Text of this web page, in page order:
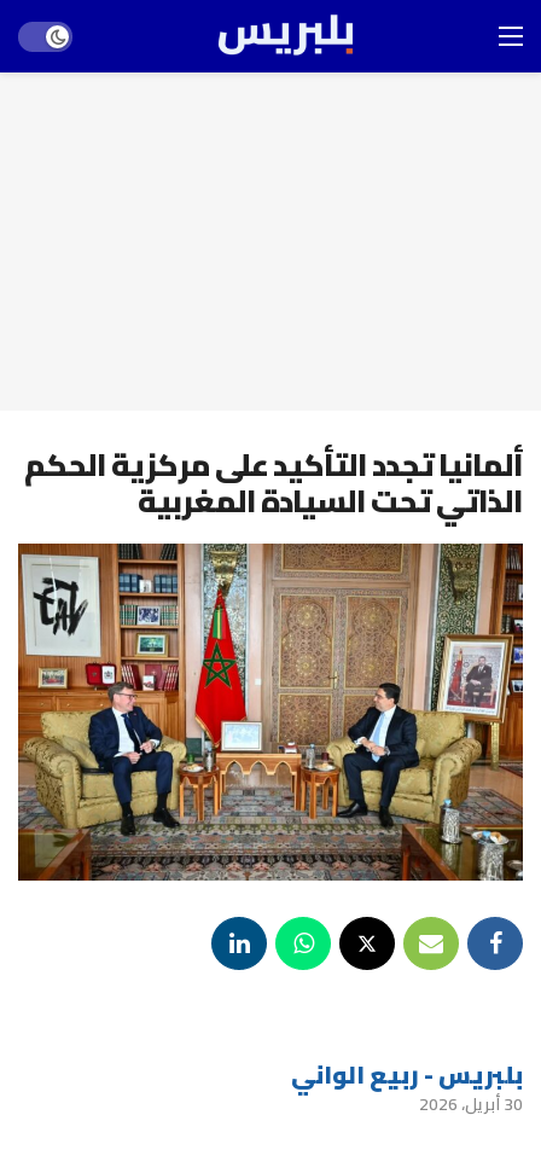
mode
ألمانيا تجدد التأكيد على مركزية الحكم
الذاتي تحت السيادة المغربية
بلبريس - ربيع الواني
30 أبريل، 2026